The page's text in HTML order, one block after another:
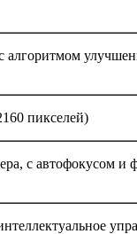
пикселей)
с автофокусом и